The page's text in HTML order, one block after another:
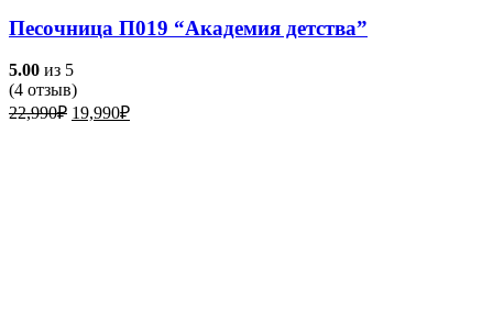
Песочница П019 “Академия детства”
5.00 из 5
(4 отзыв)
22,990₽ Первоначальная
19,990₽Текущая